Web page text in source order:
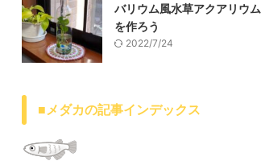
バリウム風水草アクアリウム
を作ろう
2022/7/24
■メダカの記事インデックス